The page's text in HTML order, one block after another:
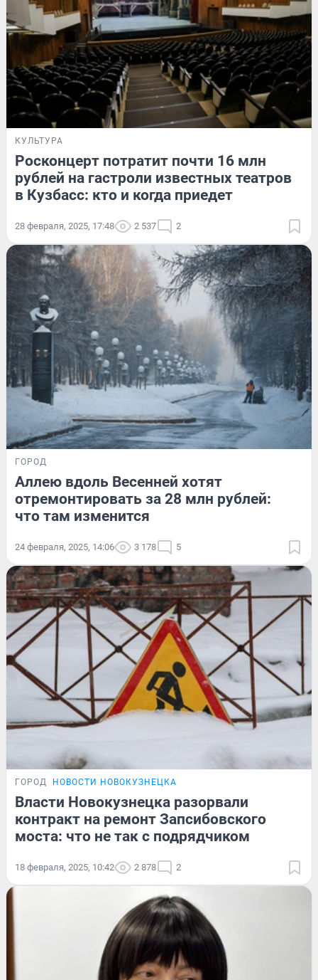
КУЛЬТУРА
Росконцерт потратит почти 16 млн
рублей на гастроли известных театров
в Кузбасс: кто и когда приедет
28 февраля, 2025, 17:48 2 537 2
ГОРОД
Аллею вдоль Весенней хотят
отремонтировать за 28 млн рублей:
что там изменится
24 февраля, 2025, 14:06 3 178 5
ГОРОД НОВОСТИ НОВОКУЗНЕЦКА
Власти Новокузнецка разорвали
контракт на ремонт Запсибовского
моста: что не так с подрядчиком
18 февраля, 2025, 10:42 2 878 2